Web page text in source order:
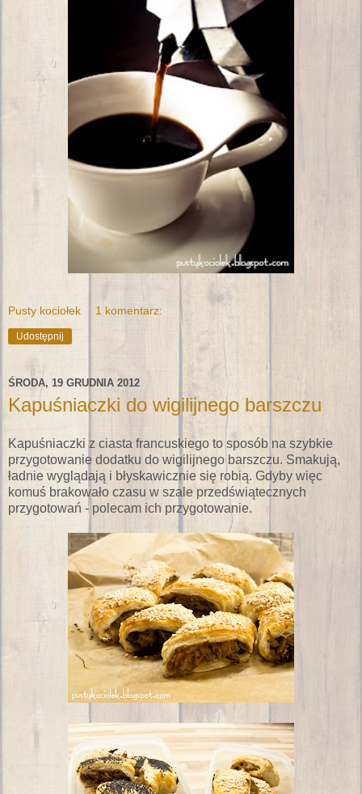
Pusty kociołek 1 komentarz:
Udostępnij
ŚRODA, 19 GRUDNIA 2012
Kapuśniaczki do wigilijnego barszczu
Kapuśniaczki z ciasta francuskiego to sposób na szybkie
przygotowanie dodatku do wigilijnego barszczu. Smakują,
ładnie wyglądają i błyskawicznie się robią. Gdyby więc
komuś brakowało czasu w szale przedświątecznych
przygotowań - polecam ich przygotowanie.